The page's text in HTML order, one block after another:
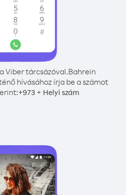
Viber tárcsázóval.Bahrein
hívásához írja be a számot
+973 + Helyi szám